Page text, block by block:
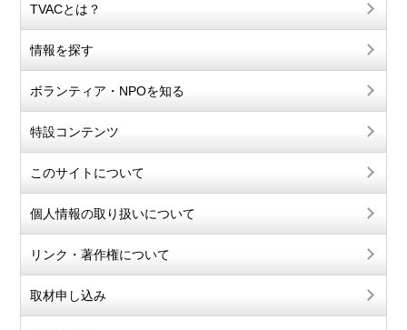
TVACとは？
情報を探す
ボランティア・NPOを知る
特設コンテンツ
このサイトについて
個人情報の取り扱いについて
リンク・著作権について
取材申し込み